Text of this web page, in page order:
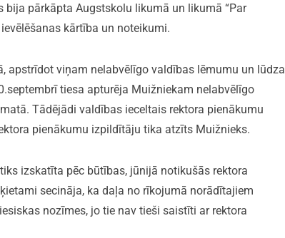
bija pārkāpta Augstskolu likumā un likumā “Par
kārtība un noteikumi.
apstrīdot viņam nelabvēlīgo valdības lēmumu un lūdza
tiesa apturēja Muižniekam nelabvēlīgo
Tādējādi valdības ieceltais rektora pienākumu
pienākumu izpildītāju tika atzīts Muižnieks.
izskatīta pēc būtības, jūnijā notikušās rektora
secināja, ka daļa no rīkojumā norādītajiem
nozīmes, jo tie nav tieši saistīti ar rektora